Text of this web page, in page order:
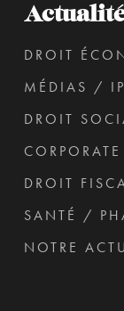
DROIT
MÉDIAS /
DROIT
CORPORATE
DROIT
SANTÉ /
NOTRE